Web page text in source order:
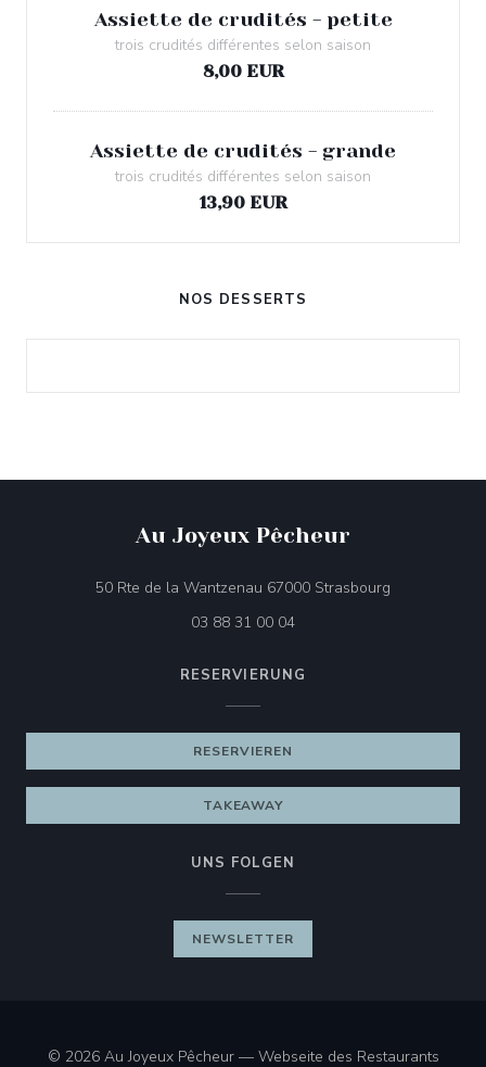
Assiette de crudités - petite
trois crudités différentes selon saison
8,00 EUR
Assiette de crudités - grande
trois crudités différentes selon saison
13,90 EUR
NOS DESSERTS
Au Joyeux Pêcheur
50 Rte de la Wantzenau 67000 Strasbourg
03 88 31 00 04
RESERVIERUNG
RESERVIEREN
TAKEAWAY
UNS FOLGEN
NEWSLETTER
© 2026 Au Joyeux Pêcheur — Webseite des Restaurants